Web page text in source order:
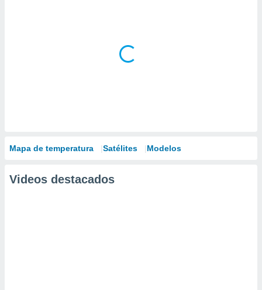
Mapa de temperatura Satélites Modelos
Videos destacados